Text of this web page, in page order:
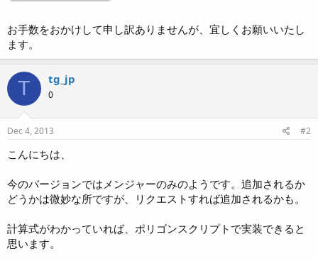
お手数をおかけして申し訳ありませんが、宜しくお願いいたし
ます。
T tg_jp
0
Dec 4, 2013 #2
こんにちは、
今のバージョンではメンジャーのみのようです。追加されるか
どうかは微妙な所ですが、リクエストすれば追加されるかも。
計算式がわかっていれば、ポリゴンスクリプトで実装できると
思います。